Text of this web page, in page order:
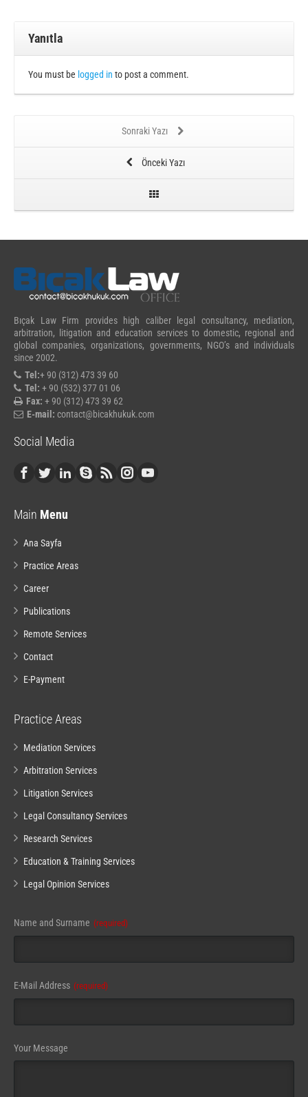
Yanıtla
You must be logged in to post a comment.
Sonraki Yazı
Önceki Yazı
Bıçak Law Firm provides high caliber legal consultancy, mediation,
arbitration, litigation and education services to domestic, regional and
global companies, organizations, governments, NGO’s and individuals
since 2002.
Tel:+ 90 (312) 473 39 60
Tel: + 90 (532) 377 01 06
Fax: + 90 (312) 473 39 62
E-mail: contact@bicakhukuk.com
Social Media
Main Menu
Ana Sayfa
Practice Areas
Career
Publications
Remote Services
Contact
E-Payment
Practice Areas
Mediation Services
Arbitration Services
Litigation Services
Legal Consultancy Services
Research Services
Education & Training Services
Legal Opinion Services
Name and Surname (required)
Email
Address (required)
E-Mail Address (required)
Your Message